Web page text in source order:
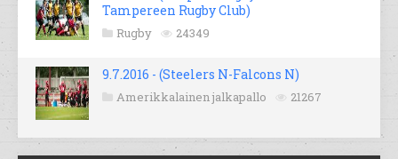
Tampereen Rugby Club)
Rugby 24349
9.7.2016 - (Steelers N-Falcons N)
Amerikkalainen jalkapallo 21267